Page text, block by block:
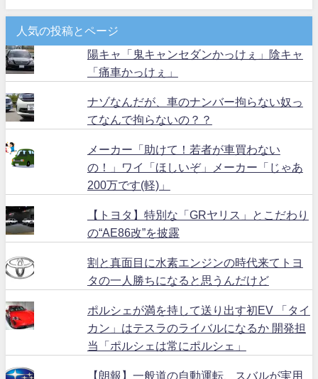
人気の投稿とページ
陽キャ「鬼キャンセダンかっけぇ」陰キャ
「痛車かっけぇ」
ナゾなんだが、車のナンバー拘らない奴っ
てなんで拘らないの？？
メーカー「助けて！若者が車買わない
の！」ワイ「ほしいぞ」メーカー「じゃあ
200万です(軽)」
【トヨタ】特別な「GRヤリス」とこだわり
の“AE86改”を披露
割と真面目に水素エンジンの時代来てトヨ
タの一人勝ちになると思うんだけど
ポルシェが満を持して送り出す初EV 「タイ
カン」はテスラのライバルになるか 開発担
当「ポルシェは常にポルシェ」
【朗報】一般道の自動運転、スバルが実用